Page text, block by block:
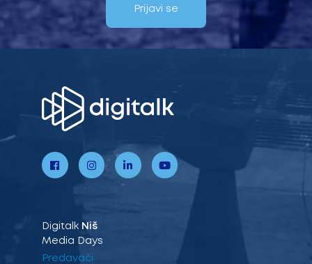
Prijavi se
Digitalk Niš
Media Days
Predavači